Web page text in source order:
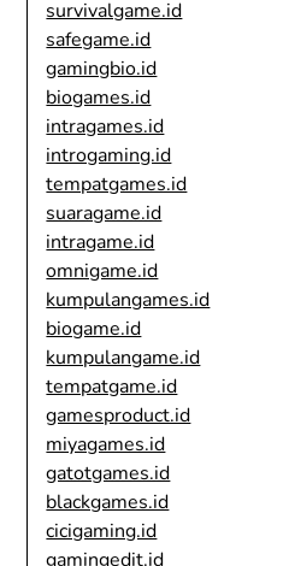
survivalgame.id
safegame.id
gamingbio.id
biogames.id
intragames.id
introgaming.id
tempatgames.id
suaragame.id
intragame.id
omnigame.id
kumpulangames.id
biogame.id
kumpulangame.id
tempatgame.id
gamesproduct.id
miyagames.id
gatotgames.id
blackgames.id
cicigaming.id
gamingedit.id